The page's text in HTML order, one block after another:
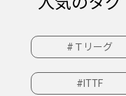
#Ｔリーグ
#ITTF